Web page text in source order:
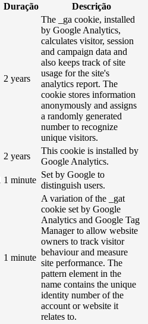
Duração Descrição
2 years
The _ga cookie, installed
by Google Analytics,
calculates visitor, session
and campaign data and
also keeps track of site
usage for the site's
analytics report. The
cookie stores information
anonymously and assigns
a randomly generated
number to recognize
unique visitors.
2 years
This cookie is installed by
Google Analytics.
1 minute
Set by Google to
distinguish users.
1 minute
A variation of the _gat
cookie set by Google
Analytics and Google Tag
Manager to allow website
owners to track visitor
behaviour and measure
site performance. The
pattern element in the
name contains the unique
identity number of the
account or website it
relates to.